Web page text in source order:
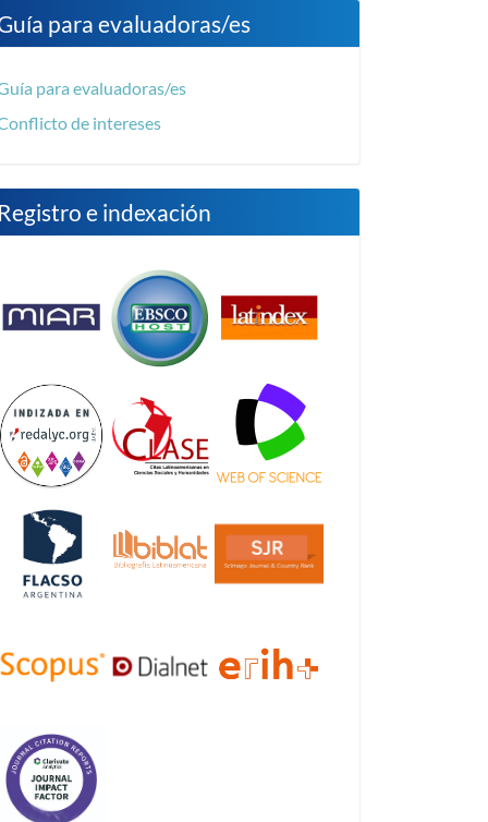
para evaluadoras/es
para evaluadoras/es
de intereses
Registro e indexación